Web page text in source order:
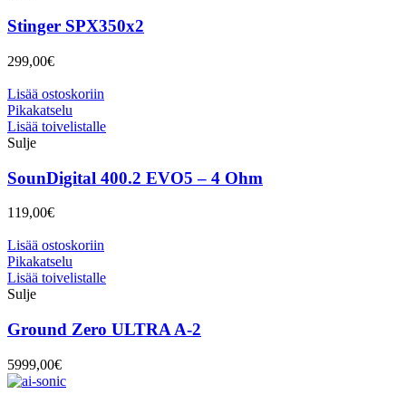
Stinger SPX350x2
299,00€
Lisää ostoskoriin
Pikakatselu
Lisää toivelistalle
Sulje
SounDigital 400.2 EVO5 – 4 Ohm
119,00€
Lisää ostoskoriin
Pikakatselu
Lisää toivelistalle
Sulje
Ground Zero ULTRA A-2
5999,00€